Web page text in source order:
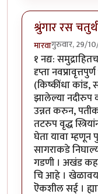
श्रुंगार रस
मारवागुरुवार, 29/
१ नद्य:
दृप्ता
(किष्कींधा कांड,
झालेल्या नदीरुप
उन्नत करुन,
तटरुप वृद्ध
घेता यावा म्हणून
सागराकडे
गडणी । अखंड
चि आहे ।
ऎकशील सई ।